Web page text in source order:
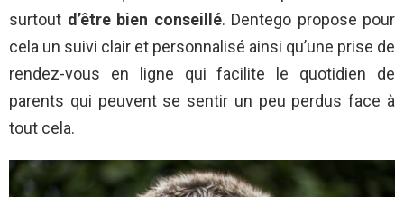
surtout d’être bien conseillé. Dentego propose pour
cela un suivi clair et personnalisé ainsi qu’une prise de
rendez-vous en ligne qui facilite le quotidien de
parents qui peuvent se sentir un peu perdus face à
tout cela.